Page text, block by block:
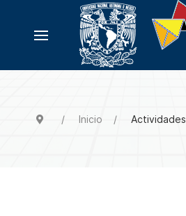
Inicio Actividades